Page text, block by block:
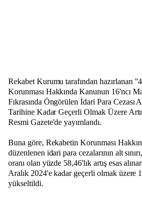
Rekabet Kurumu tarafından hazırlanan
Korunması Hakkında Kanunun 16'ncı
Fıkrasında Öngörülen İdari Para Cezası
Tarihine Kadar Geçerli Olmak Üzere
Resmi Gazete'de yayımlandı.
Buna göre, Rekabetin Korunması
düzenlenen idari para cezalarının alt
oranı olan yüzde 58,46'lık artış esas
Aralık 2024'e kadar geçerli olmak üzere
yükseltildi.